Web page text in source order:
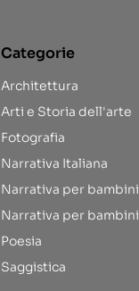
Categorie
Architettura
Arti e Storia dell'arte
Fotografia
Narrativa Italiana
Narrativa per bambini
Narrativa per bambini
Poesia
Saggistica